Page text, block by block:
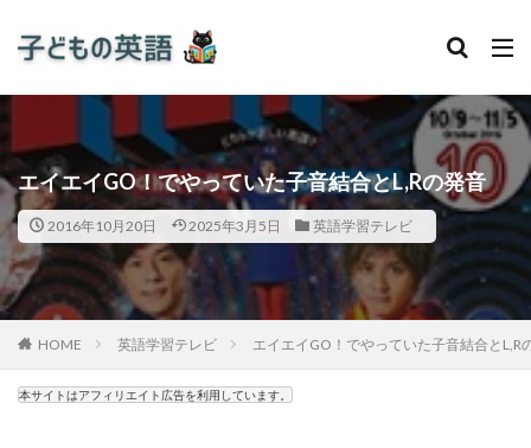
エイエイGO！でやっていた子音結合とL,Rの発音
2016年10月20日 2025年3月5日 英語学習テレビ
HOME 英語学習テレビ エイエイGO！でやっていた子音結合とL,R
本サイトはアフィリエイト広告を利用しています。